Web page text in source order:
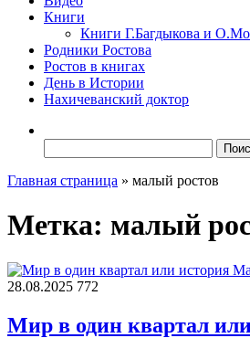
Книги
Книги Г.Багдыкова и
Родники Ростова
Ростов в книгах
День в Истории
Нахичеванский доктор
Главная страница » малый ростов
Метка: малый
28.08.2025 772
Мир в один квартал